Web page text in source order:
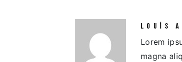
LOUIS
Lorem
magna